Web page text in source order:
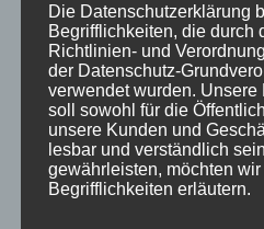
Die Datenschutzerklärung
Begrifflichkeiten, die durch
Richtlinien- und
der Datenschutz-
verwendet wurden. Unsere
soll sowohl für die
unsere Kunden und
lesbar und verständlich
gewährleisten, möchten
Begrifflichkeiten erläutern.